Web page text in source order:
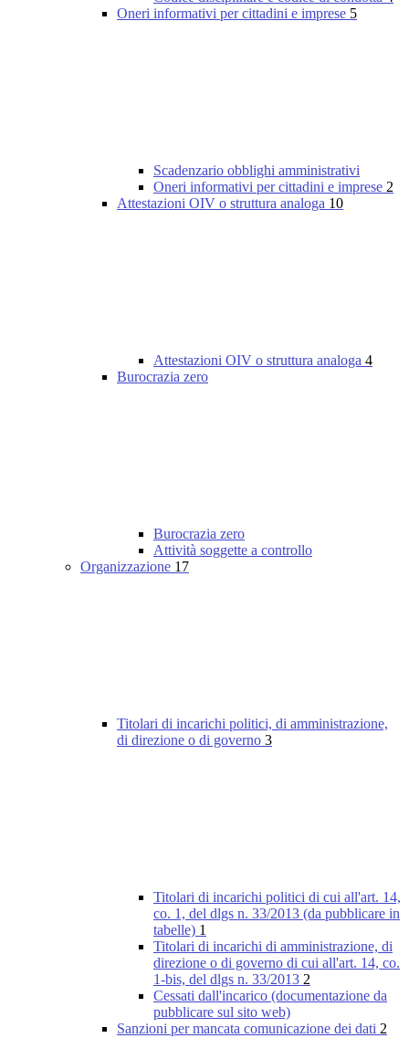
Oneri informativi per cittadini e imprese 5
Scadenzario obblighi amministrativi
Oneri informativi per cittadini e imprese 2
Attestazioni OIV o struttura analoga 10
Attestazioni OIV o struttura analoga 4
Burocrazia zero
Burocrazia zero
Attività soggette a controllo
Organizzazione 17
Titolari di incarichi politici, di amministrazione,
di direzione o di governo 3
Titolari di incarichi politici di cui all'art. 14,
co. 1, del dlgs n. 33/2013 (da pubblicare in
tabelle) 1
Titolari di incarichi di amministrazione, di
direzione o di governo di cui all'art. 14, co.
1-bis, del dlgs n. 33/2013 2
Cessati dall'incarico (documentazione da
pubblicare sul sito web)
Sanzioni per mancata comunicazione dei dati 2